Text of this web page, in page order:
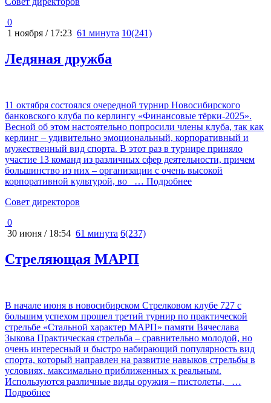
0
1 ноября / 17:23 61 минута 10(241)
Ледяная дружба
11 октября состоялся очередной турнир Новосибирского
банковского клуба по керлингу «Финансовые тёрки-2025».
Весной об этом настоятельно попросили члены клуба, так как
керлинг – удивительно эмоциональный, корпоративный и
мужественный вид спорта. В этот раз в турнире приняло
участие 13 команд из различных сфер деятельности, причем
большинство из них – организации с очень высокой
корпоративной культурой, во
… Подробнее
Cовет директоров
0
30 июня / 18:54 61 минута 6(237)
Стреляющая МАРП
В начале июня в новосибирском Стрелковом клубе 727 с
большим успехом прошел третий турнир по практической
стрельбе «Стальной характер МАРП» памяти Вячеслава
Зыкова Практическая стрельба – сравнительно молодой, но
очень интересный и быстро набирающий популярность вид
спорта, который направлен на развитие навыков стрельбы в
условиях, максимально приближенных к реальным.
Используются различные виды оружия – пистолеты,
…
Подробнее